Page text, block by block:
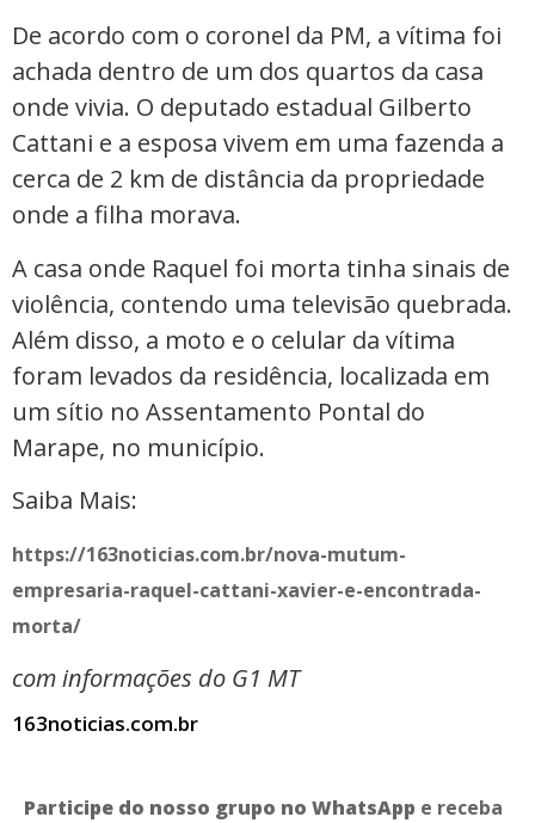
De acordo com o coronel da PM, a vítima foi
achada dentro de um dos quartos da casa
onde vivia. O deputado estadual Gilberto
Cattani e a esposa vivem em uma fazenda a
cerca de 2 km de distância da propriedade
onde a filha morava.
A casa onde Raquel foi morta tinha sinais de
violência, contendo uma televisão quebrada.
Além disso, a moto e o celular da vítima
foram levados da residência, localizada em
um sítio no Assentamento Pontal do
Marape, no município.
Saiba Mais:
https://163noticias.com.br/nova-mutum-
empresaria-raquel-cattani-xavier-e-encontrada-
morta/
com informações do G1 MT
163noticias.com.br
Participe do nosso grupo no WhatsApp e receba